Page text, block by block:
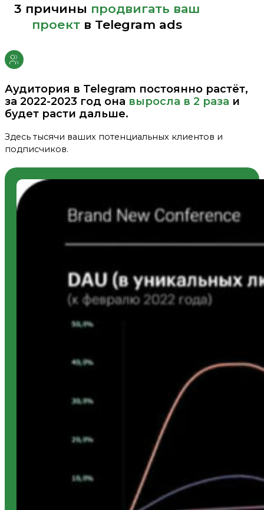
3 причины продвигать ваш
проект в Telegram ads
Аудитория в Telegram постоянно растёт,
за 2022-2023 год она выросла в 2 раза и
будет расти дальше.
Здесь тысячи ваших потенциальных клиентов и
подписчиков.